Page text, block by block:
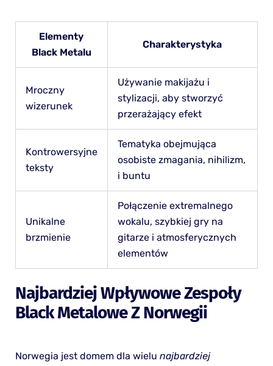
Elementy
Black Metalu
Charakterystyka
Mroczny
wizerunek
Używanie makijażu i
stylizacji, aby stworzyć
przerażający efekt
Kontrowersyjne
teksty
Tematyka obejmująca
osobiste zmagania, nihilizm,
i buntu
Unikalne
brzmienie
Połączenie extremalnego
wokalu, szybkiej gry na
gitarze i atmosferycznych
elementów
Najbardziej Wpływowe Zespoły
Black Metalowe Z Norwegii
Norwegia jest domem dla wielu najbardziej